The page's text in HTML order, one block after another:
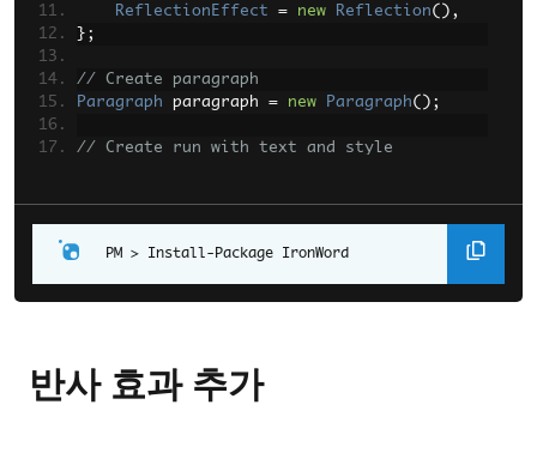
ReflectionEffect
= new Reflection(),
};
// Create paragraph
Paragraph paragraph = new Paragraph();
// Create run with text and style
// Add run to paragraph
paragraph.AddChild(textRun);
// Export new Word document
Install-Package IronWord
반사 효과 추가